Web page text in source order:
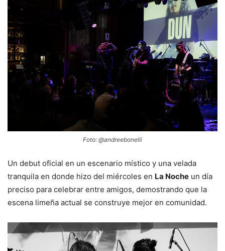
Foto: @andreebonelli
Un debut oficial en un escenario místico y una velada
tranquila en donde hizo del miércoles en La Noche un día
preciso para celebrar entre amigos, demostrando que la
escena limeña actual se construye mejor en comunidad.